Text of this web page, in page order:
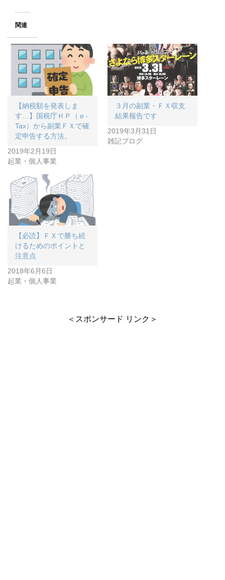
関連
【納税額を発表しま
す…】国税庁ＨＰ（ｅ-
Tax）から副業ＦＸで確
定申告する方法。
2019年2月19日
起業・個人事業
３月の副業・ＦＸ収支
結果報告です
2019年3月31日
雑記ブログ
【必読】ＦＸで勝ち続
けるためのポイントと
注意点
2018年6月6日
起業・個人事業
＜スポンサード リンク＞